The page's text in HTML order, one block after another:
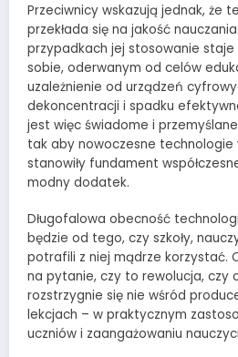
Przeciwnicy wskazują jednak, że
przekłada się na jakość
przypadkach jej stosowanie
sobie, oderwanym od celów
uzależnienie od urządzeń
dekoncentracji i spadku
jest więc świadome i
tak aby nowoczesne technologie
stanowiły fundament
modny dodatek.
Długofalowa obecność
będzie od tego, czy szkoły,
potrafili z niej mądrze korzystać.
na pytanie, czy to rewolucja, czy
rozstrzygnie się nie wśród
lekcjach – w praktycznym
uczniów i zaangażowaniu